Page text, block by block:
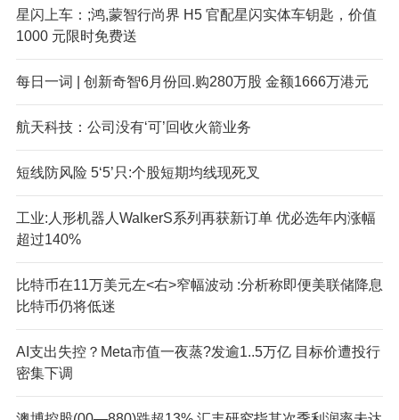
星闪上车：;鸿,蒙智行尚界 H5 官配星闪实体车钥匙，价值
1000 元限时免费送
每日一词 | 创新奇智6月份回.购280万股 金额1666万港元
航天科技：公司没有‘可’回收火箭业务
短线防风险 5‘5’只:个股短期均线现死叉
工业:人形机器人WalkerS系列再获新订单 优必选年内涨幅
超过140%
比特币在11万美元左<右>窄幅波动 :分析称即便美联储降息
比特币仍将低迷
AI支出失控？Meta市值一夜蒸?发逾1..5万亿 目标价遭投行
密集下调